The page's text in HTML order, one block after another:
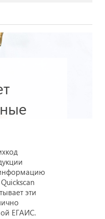
эти
ЕГАИС.